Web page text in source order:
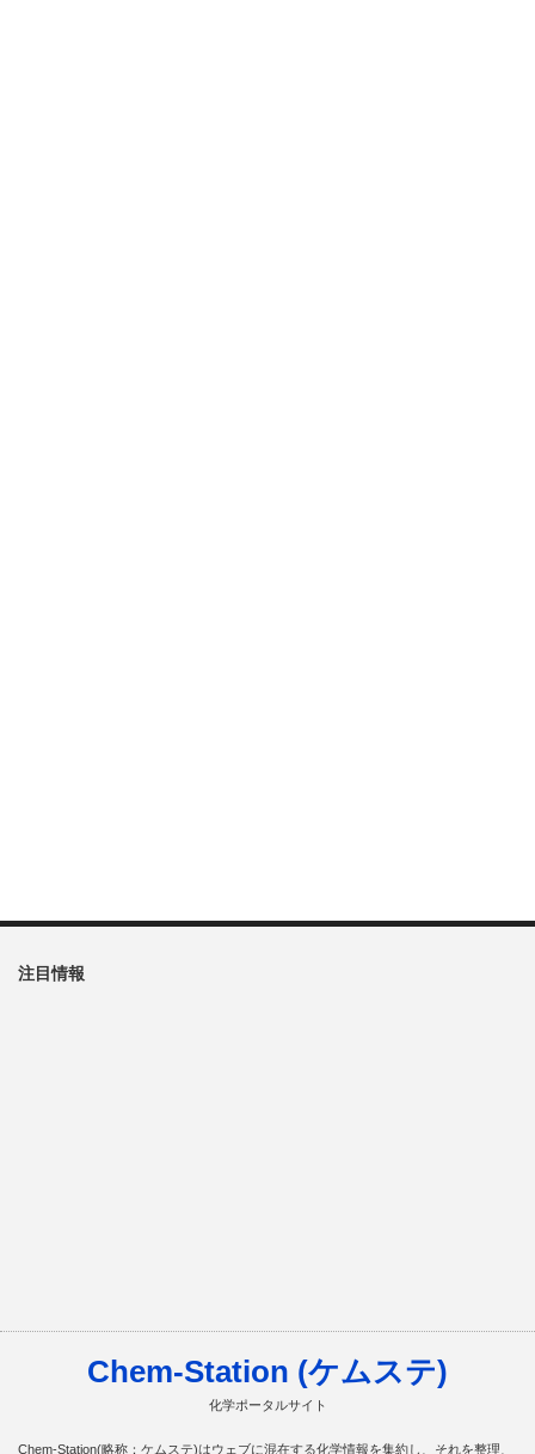
注目情報
Chem-Station (ケムステ)
化学ポータルサイト
Chem-Station(略称：ケムステ)はウェブに混在する化学情報を集約し、それを整理、